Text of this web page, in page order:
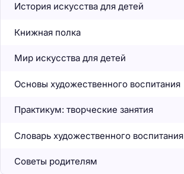
История искусства для детей
Книжная полка
Мир искусства для детей
Основы художественного воспитания
Практикум: творческие занятия
Словарь художественного воспитания
Советы родителям